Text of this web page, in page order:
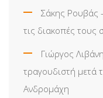
Σάκης Ρουβάς
τις διακοπές τους
Γιώργος
τραγουδιστή μετά
Ανδρομάχη